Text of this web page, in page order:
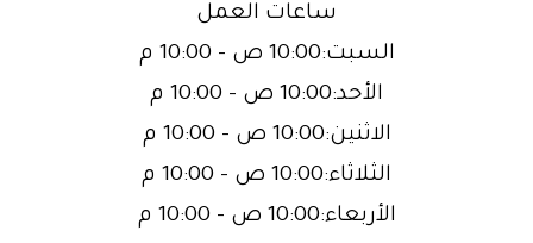
ساعات العمل
السبت:10:00 ص – 10:00 م
الأحد:10:00 ص – 10:00 م
الاثنين:10:00 ص – 10:00 م
الثلاثاء:10:00 ص – 10:00 م
الأربعاء:10:00 ص – 10:00 م